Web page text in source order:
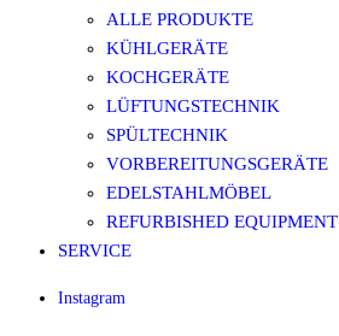
ALLE PRODUKTE
KÜHLGERÄTE
KOCHGERÄTE
LÜFTUNGSTECHNIK
SPÜLTECHNIK
VORBEREITUNGSGERÄTE
EDELSTAHLMÖBEL
REFURBISHED EQUIPMENT
SERVICE
Instagram